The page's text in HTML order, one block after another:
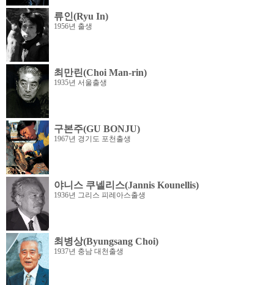
류인(Ryu In)
1956년 출생
최만린(Choi Man-rin)
1935년 서울출생
구본주(GU BONJU)
1967년 경기도 포천출생
야니스 쿠넬리스(Jannis Kounellis)
1936년 그리스 피레아스출생
최병상(Byungsang Choi)
1937년 충남 대천출생